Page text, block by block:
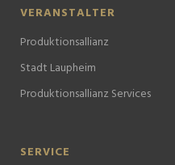
VERANSTALTER
Produktionsallianz
Stadt Laupheim
Produktionsallianz Services
SERVICE